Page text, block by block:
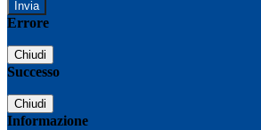
Errore
Chiudi
Successo
Chiudi
Informazione